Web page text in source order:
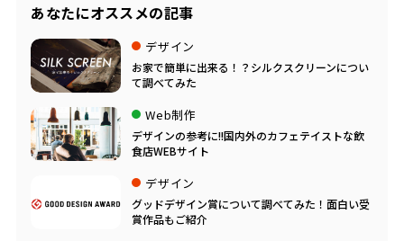
あなたにオススメの記事
デザイン
お家で簡単に出来る！？シルクスクリーンについ
て調べてみた
Web制作
デザインの参考に!!国内外のカフェテイストな飲
食店WEBサイト
デザイン
グッドデザイン賞について調べてみた！面白い受
賞作品もご紹介